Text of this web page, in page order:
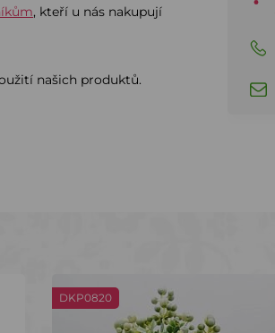
, kteří u nás nakupují
našich produktů.
DKP0820